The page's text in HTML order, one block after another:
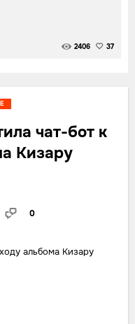
2406 37
чат-бот к
Кизару
0